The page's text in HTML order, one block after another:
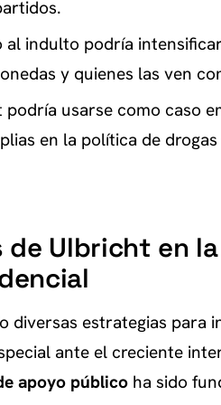
indulto podría
y quienes las ven
usarse como caso
en la política de
de Ulbricht en la
diversas estrategias para
ante el creciente
apoyo público ha sido